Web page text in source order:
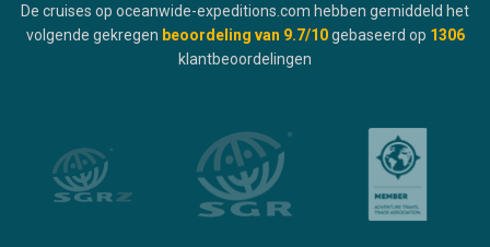
De cruises op oceanwide-expeditions.com hebben gemiddeld het
volgende gekregen beoordeling van 9.7/10 gebaseerd op 1306
klantbeoordelingen